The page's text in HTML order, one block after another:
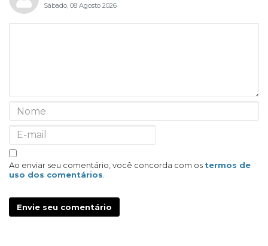
Sábado, 08 Agosto 2026
Ao enviar seu comentário, você concorda com os termos de
uso dos comentários.
Envie seu comentário